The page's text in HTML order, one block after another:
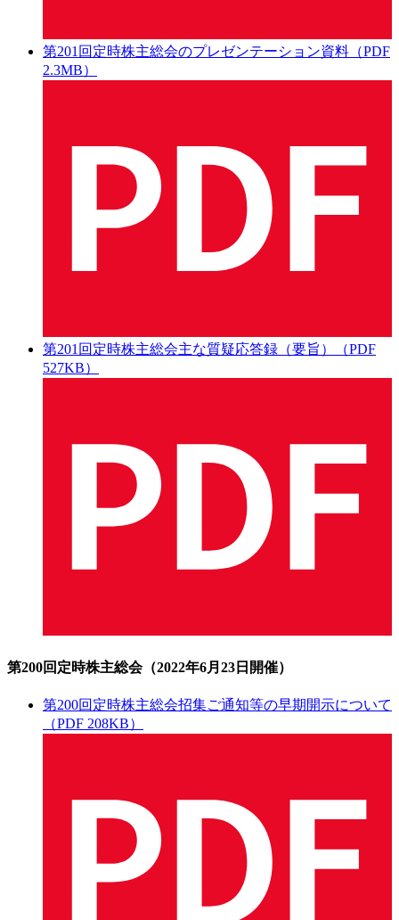
第201回定時株主総会のプレゼンテーション資料（PDF
2.3MB）
第201回定時株主総会主な質疑応答録（要旨）（PDF
527KB）
第200回定時株主総会（2022年6月23日開催）
第200回定時株主総会招集ご通知等の早期開示について
（PDF 208KB）